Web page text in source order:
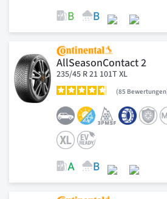
AllSeasonContact 2
235/45 R 21 101T XL
85 Bewertungen